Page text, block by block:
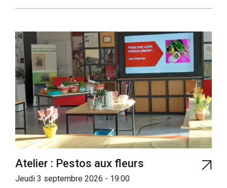
Atelier : Pestos aux fleurs
Jeudi 3 septembre 2026 - 19:00